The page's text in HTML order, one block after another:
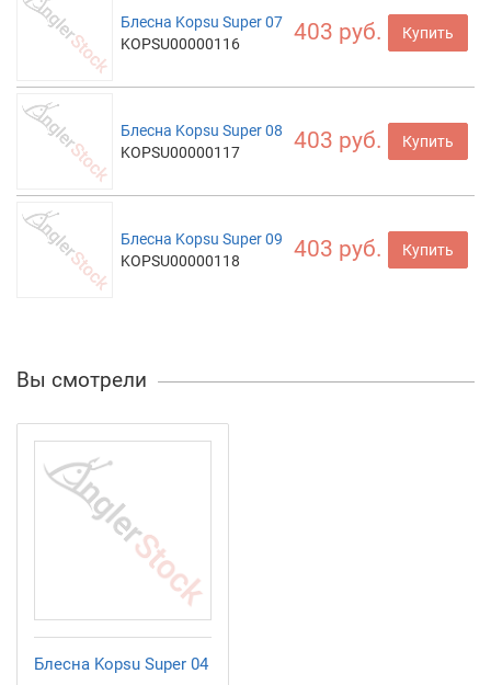
Блесна Kopsu Super 07
KOPSU00000116
403 руб. Купить
Блесна Kopsu Super 08
KOPSU00000117
403 руб. Купить
Блесна Kopsu Super 09
KOPSU00000118
403 руб. Купить
Вы смотрели
Блесна Kopsu Super 04